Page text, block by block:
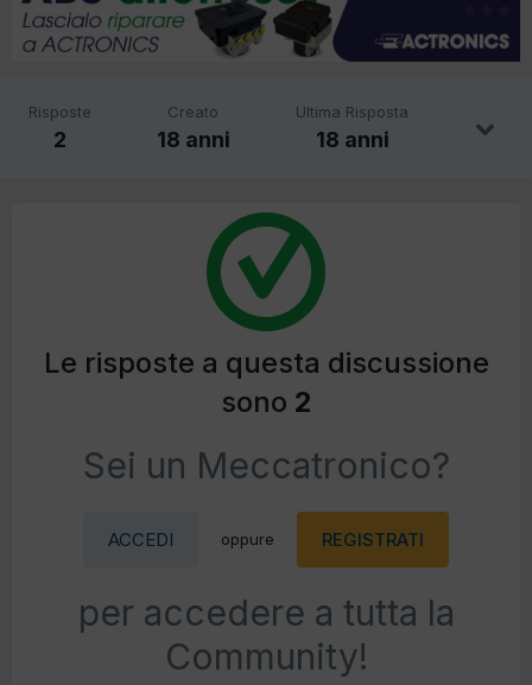
Risposte
2
Creato
18 anni
Ultima Risposta
18 anni
Le risposte a questa discussione
sono 2
Sei un Meccatronico?
ACCEDI oppure REGISTRATI
per accedere a tutta la
Community!